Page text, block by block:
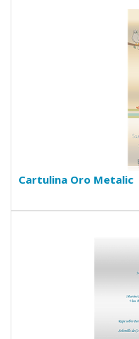
Cartulina Oro Metalic